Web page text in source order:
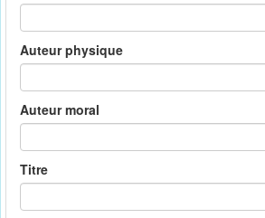
Auteur physique
Auteur moral
Titre